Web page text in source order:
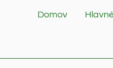
Domov